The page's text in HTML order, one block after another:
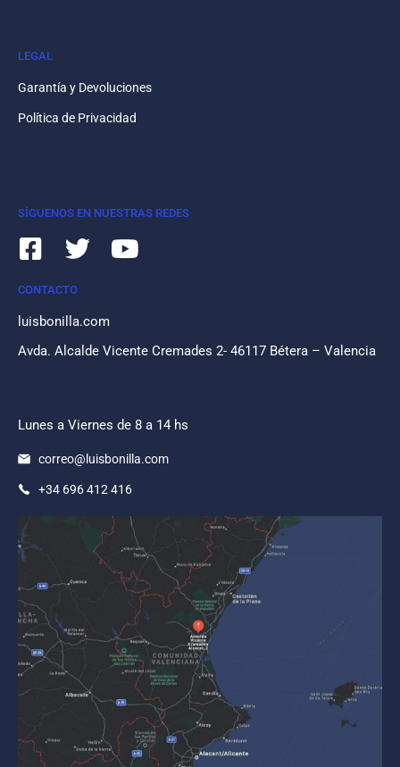
LEGAL
Garantía y Devoluciones
Política de Privacidad
SÍGUENOS EN NUESTRAS REDES
CONTACTO
luisbonilla.com
Avda. Alcalde Vicente Cremades 2- 46117 Bétera – Valencia
Lunes a Viernes de 8 a 14 hs
correo@luisbonilla.com
+34 696 412 416